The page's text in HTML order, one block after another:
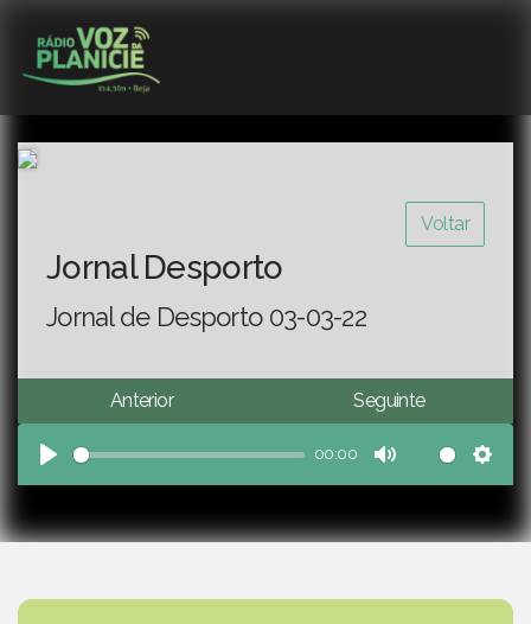
Voltar
Jornal Desporto
Jornal de Desporto 03-03-22
Anterior Seguinte
Play
00:00
Mute